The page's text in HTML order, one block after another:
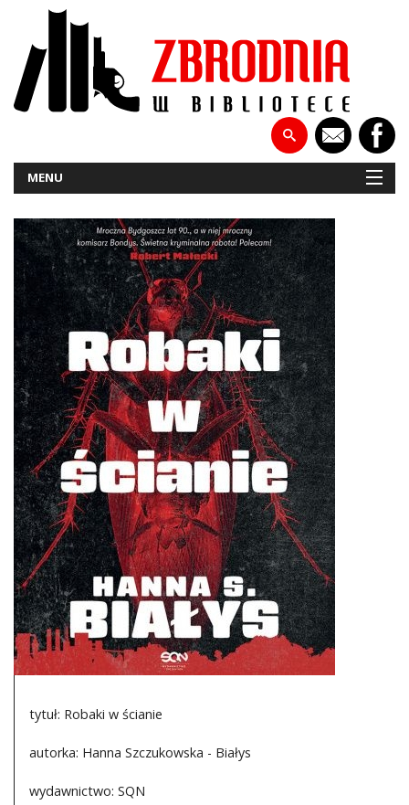
MENU
NOWOŚCI
PATRONATY
WYWIADY
RECENZJE
DO CZYTANIA
NA EKRANIE
KONTAKT
tytuł: Robaki w ścianie
autorka: Hanna Szczukowska - Białys
wydawnictwo: SQN